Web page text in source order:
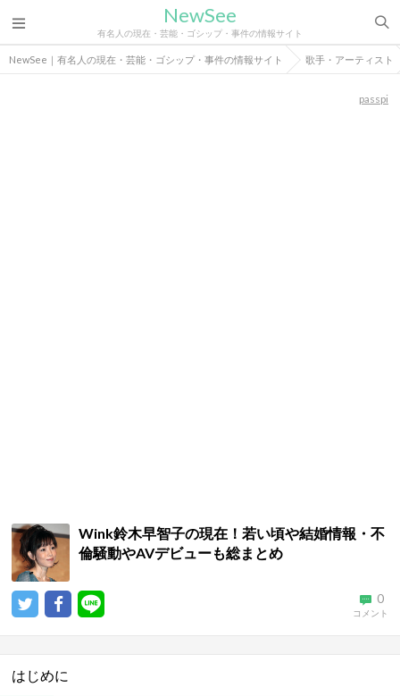
NewSee
有名人の現在・芸能・ゴシップ・事件の情報サイト
NewSee｜有名人の現在・芸能・ゴシップ・事件の情報サイト 歌手・アーティスト
passpi
Wink鈴木早智子の現在！若い頃や結婚情報・不
倫騒動やAVデビューも総まとめ
0
コメント
はじめに